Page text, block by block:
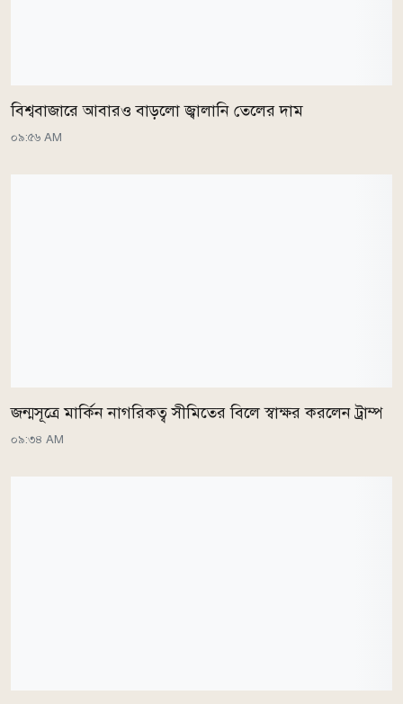
বিশ্ববাজারে আবারও বাড়লো জ্বালানি তেলের দাম
০৯:৫৬ AM
জন্মসূত্রে মার্কিন নাগরিকত্ব সীমিতের বিলে স্বাক্ষর করলেন ট্রাম্প
০৯:৩৪ AM